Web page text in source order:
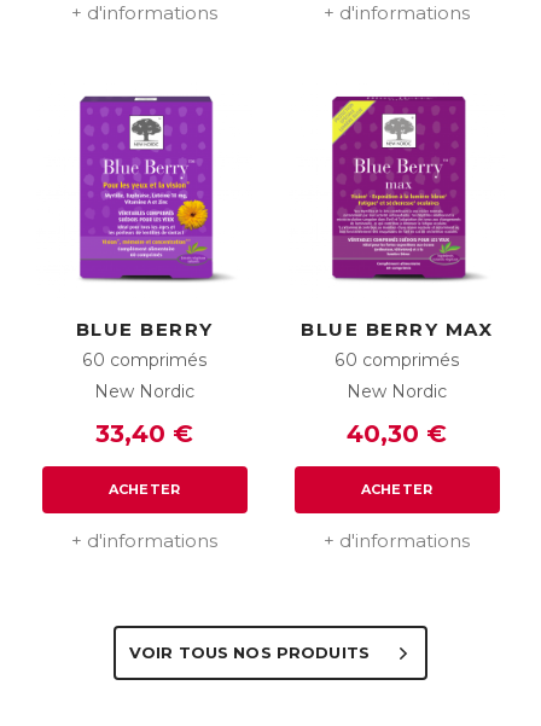
+ d'informations + d'informations
BLUE BERRY
60 comprimés
New Nordic
33,40 €
ACHETER
+ d'informations
BLUE BERRY MAX
60 comprimés
New Nordic
40,30 €
ACHETER
+ d'informations
VOIR TOUS NOS PRODUITS